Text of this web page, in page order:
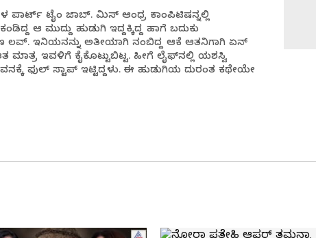
ಟೈಂ ಜಾಬ್. ಮಿಸ್ ಆಂಧ್ರ ಕಾಂಪಿಟಿಷನ್ನಲ್ಲಿ
ಆ ಮುದ್ದು ಹುಡುಗಿ ಇದ್ದಕ್ಕಿದ್ದ ಹಾಗೆ ಬದುಕು
ಲವ್. ಇನಿಯನನ್ನು ಅತೀಯಾಗಿ ನಂಬಿದ್ದ ಆಕೆ ಆತನಿಗಾಗಿ ಏನ್
ಮಾತ್ರ ಇವಳಿಗೆ ಕೈಕೊಟ್ಟುಬಿಟ್ಟ. ಹೀಗೆ ಲೈಫ್‌ನಲ್ಲಿ ಯಶಸ್ವಿ
ಫುಲ್ ಸ್ಟಾಪ್ ಇಟ್ಟಿದ್ದಳು. ಈ ಹುಡುಗಿಯ ದುರಂತ ಕಥೇಯೇ